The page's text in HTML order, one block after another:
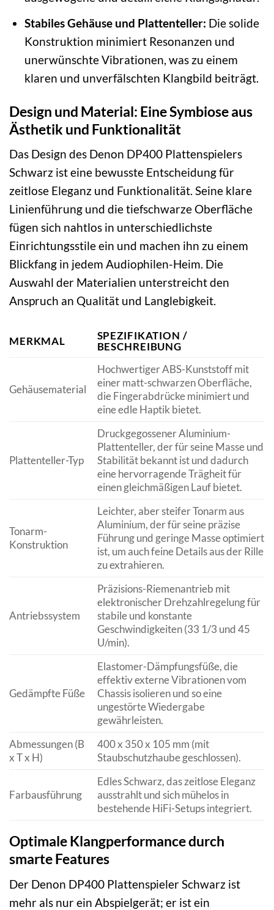
Stabiles Gehäuse und Plattenteller: Die solide
Konstruktion minimiert Resonanzen und
unerwünschte Vibrationen, was zu einem
klaren und unverfälschten Klangbild beiträgt.
Design und Material: Eine Symbiose aus
Ästhetik und Funktionalität
Das Design des Denon DP400 Plattenspielers
Schwarz ist eine bewusste Entscheidung für
zeitlose Eleganz und Funktionalität. Seine klare
Linienführung und die tiefschwarze Oberfläche
fügen sich nahtlos in unterschiedlichste
Einrichtungsstile ein und machen ihn zu einem
Blickfang in jedem Audiophilen-Heim. Die
Auswahl der Materialien unterstreicht den
Anspruch an Qualität und Langlebigkeit.
MERKMAL
SPEZIFIKATION /
BESCHREIBUNG
Gehäusematerial
Hochwertiger ABS-Kunststoff mit
einer matt-schwarzen Oberfläche,
die Fingerabdrücke minimiert und
eine edle Haptik bietet.
Plattenteller-Typ
Druckgegossener Aluminium-
Plattenteller, der für seine Masse und
Stabilität bekannt ist und dadurch
eine hervorragende Trägheit für
einen gleichmäßigen Lauf bietet.
Tonarm-
Konstruktion
Leichter, aber steifer Tonarm aus
Aluminium, der für seine präzise
Führung und geringe Masse optimiert
ist, um auch feine Details aus der Rille
zu extrahieren.
Antriebssystem
Präzisions-Riemenantrieb mit
elektronischer Drehzahlregelung für
stabile und konstante
Geschwindigkeiten (33 1/3 und 45
U/min).
Gedämpfte Füße
Elastomer-Dämpfungsfüße, die
effektiv externe Vibrationen vom
Chassis isolieren und so eine
ungestörte Wiedergabe
gewährleisten.
Abmessungen (B
x T x H)
400 x 350 x 105 mm (mit
Staubschutzhaube geschlossen).
Farbausführung
Edles Schwarz, das zeitlose Eleganz
ausstrahlt und sich mühelos in
bestehende HiFi-Setups integriert.
Optimale Klangperformance durch
smarte Features
Der Denon DP400 Plattenspieler Schwarz ist
mehr als nur ein Abspielgerät; er ist ein